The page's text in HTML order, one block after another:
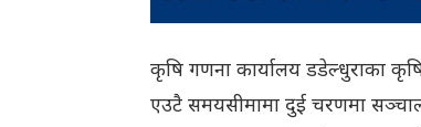
कृषि गणना कार्यालय डडेल्धुराका
एउटै समयसीमामा दुई चरणमा